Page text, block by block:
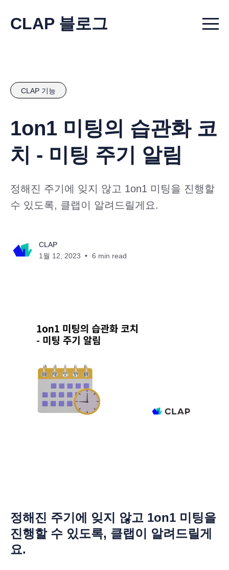
CLAP 블로그 Menu
CLAP 기능
1on1 미팅의 습관화 코
치 - 미팅 주기 알림
정해진 주기에 잊지 않고 1on1 미팅을 진행할
수 있도록, 클랩이 알려드릴게요.
CLAP
1월 12, 2023
6 min read
정해진 주기에 잊지 않고 1on1 미팅을
진행할 수 있도록, 클랩이 알려드릴게
요.